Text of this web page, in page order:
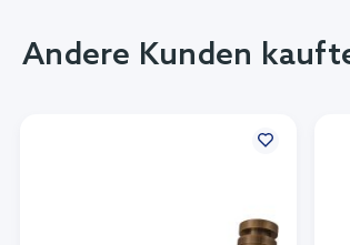
Andere Kunden